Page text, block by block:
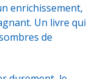
enrichissement,
Un livre qui
de